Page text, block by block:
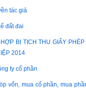
tác giả
đất đai
BỊ TỊCH THU GIẤY
2014
ty cổ phần
vốn, mua cổ phần, mua